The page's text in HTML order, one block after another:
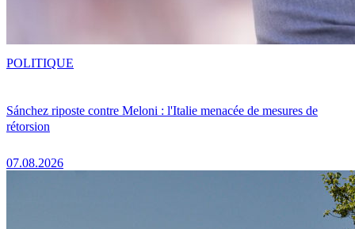
Sánchez riposte contre Meloni : l'Italie menacée de mesures de
rétorsion
07.08.2026
POLITIQUE